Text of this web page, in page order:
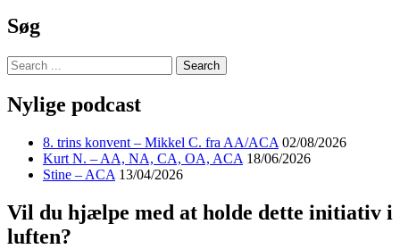
Søg
Nylige podcast
8. trins konvent – Mikkel C. fra AA/ACA 02/08/2026
Kurt N. – AA, NA, CA, OA, ACA 18/06/2026
Stine – ACA 13/04/2026
Vil du hjælpe med at holde dette initiativ i
luften?